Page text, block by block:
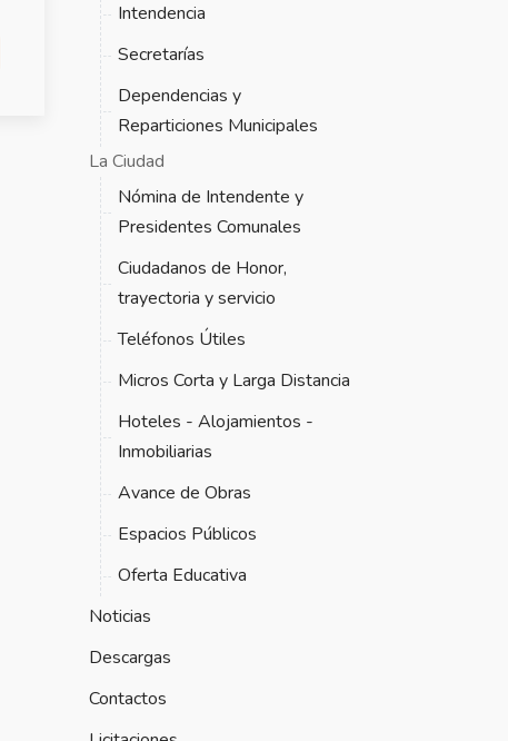
Intendencia
Secretarías
Dependencias y
Reparticiones Municipales
La Ciudad
Nómina de Intendente y
Presidentes Comunales
Ciudadanos de Honor,
trayectoria y servicio
Teléfonos Útiles
Micros Corta y Larga Distancia
Hoteles - Alojamientos -
Inmobiliarias
Avance de Obras
Espacios Públicos
Oferta Educativa
Noticias
Descargas
Contactos